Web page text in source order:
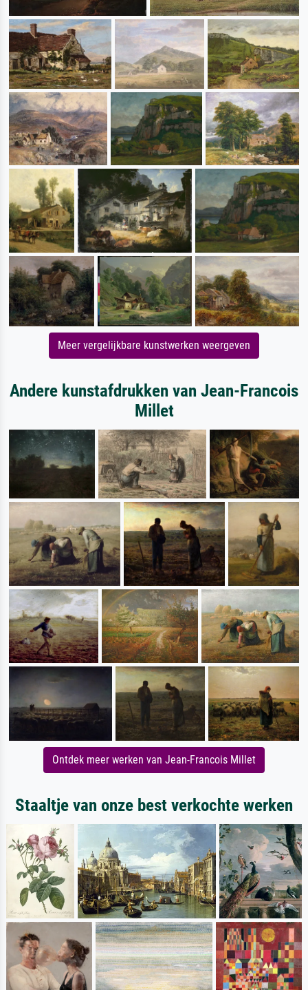
Meer vergelijkbare kunstwerken weergeven
Andere kunstafdrukken van Jean-Francois
Millet
Ontdek meer werken van Jean-Francois Millet
Staaltje van onze best verkochte werken